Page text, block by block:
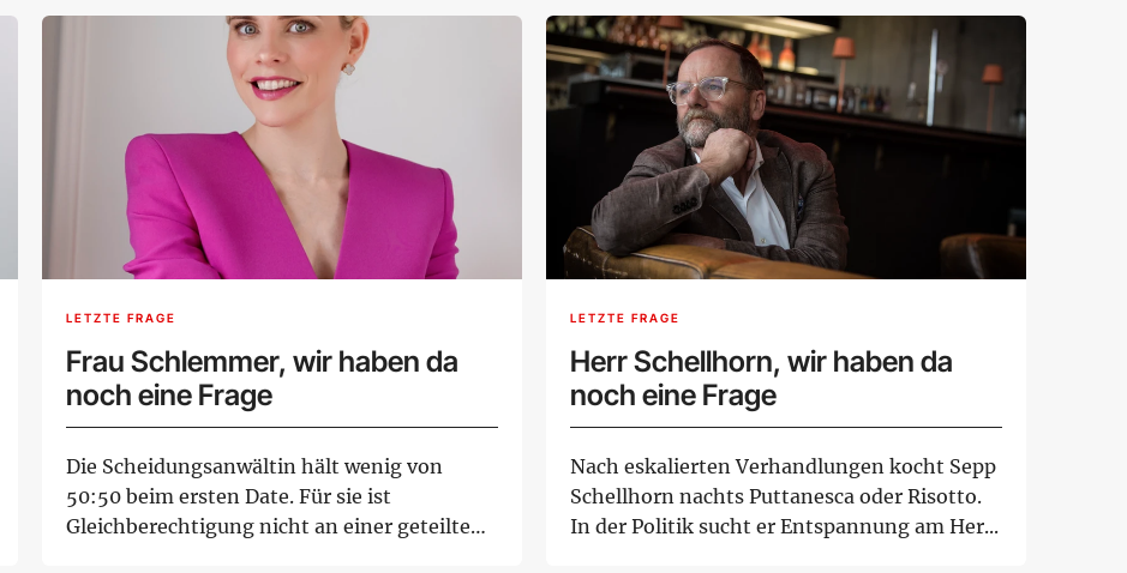
LETZTE FRAGE
Frau Schlemmer, wir haben da
noch eine Frage
Die Scheidungsanwältin hält wenig von
50:50 beim ersten Date. Für sie ist
Gleichberechtigung nicht an einer geteilten
LETZTE FRAGE
Herr Schellhorn, wir haben da
noch eine Frage
Nach eskalierten Verhandlungen kocht Sepp
Schellhorn nachts Puttanesca oder Risotto.
In der Politik sucht er Entspannung am Her...